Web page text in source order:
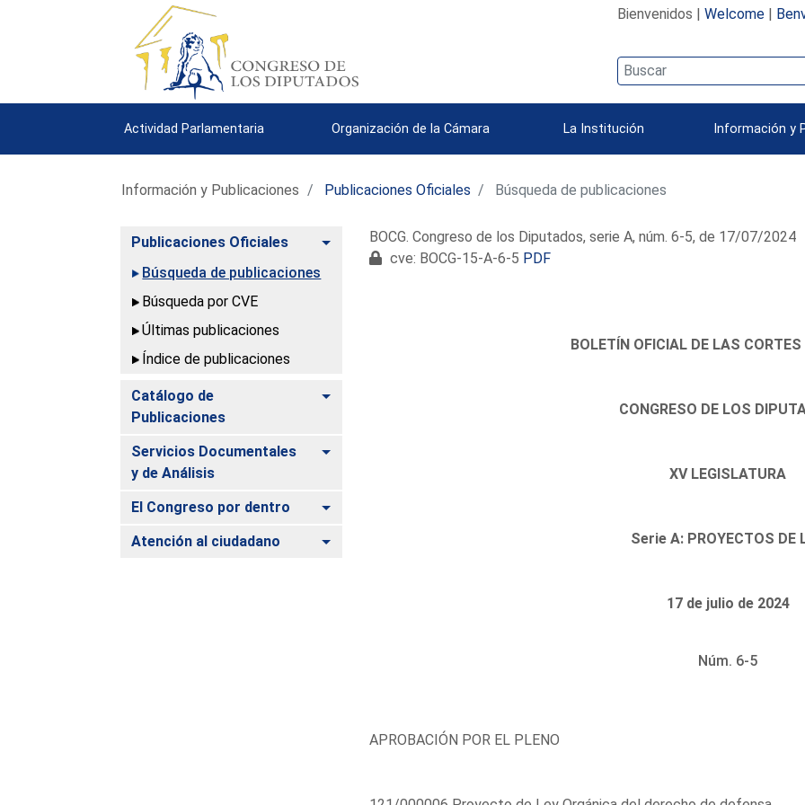
Bienvenidos | Welcome|
Actividad Parlamentaria Organización de la Cámara La Institución Información y
Información y Publicaciones Publicaciones Oficiales Búsqueda de publicaciones
Publicaciones Oficiales
Alternar
Búsqueda de publicaciones
Búsqueda por CVE
Últimas publicaciones
Índice de publicaciones
Catálogo de
Publicaciones
Alternar
Servicios Documentales
y de Análisis
Alternar
El Congreso por dentro Alternar
Atención al ciudadano Alternar
BOCG. Congreso de los Diputados, serie A, núm. 6-5, de 17/07/2024
cve: BOCG-15-A-6-5 PDF
BOLETÍN OFICIAL DE LAS CORTES
CONGRESO DE LOS
XV LEGISLATURA
Serie A: PROYECTOS DE
17 de julio de 2024
Núm. 6-5
APROBACIÓN POR EL PLENO